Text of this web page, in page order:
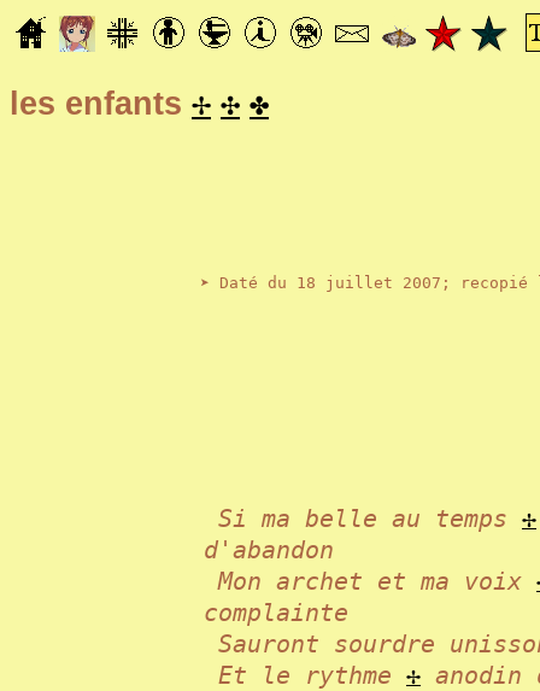
les enfants ✢ ✣ ✤
➤ Daté du 18 juillet 2007; recopié
Si ma belle au temps ✢
d'abandon
Mon archet et ma voix
complainte
Sauront sourdre
Et le rythme ✢ anodin